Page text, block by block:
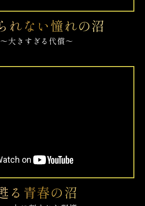
れない憧れの沼​
～大きすぎる代償～
る青春の沼​​